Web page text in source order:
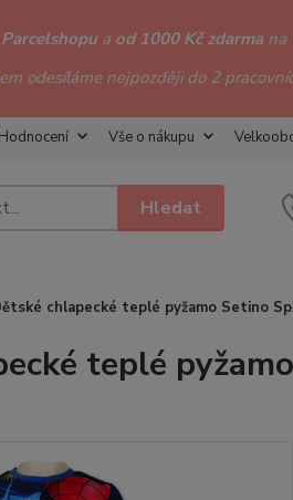
a od 1000 Kč zdarma na
odesíláme nejpozději do 2
Hodnocení Vše o nákupu
Hledat
chlapecké teplé pyžamo Setino
teplé